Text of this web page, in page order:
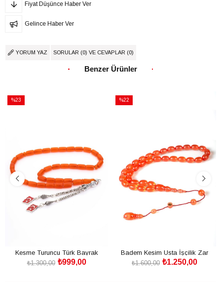
Fiyat Düşünce Haber Ver
Gelince Haber Ver
YORUM YAZ SORULAR (0) VE CEVAPLAR (0)
Benzer Ürünler
%23
Kesme Turuncu Türk Bayrak
Püsküllü Zar Kehribar Tesbih
₺999,00
₺1.300,00
%22
Badem Kesim Usta İşçilik Zar
Kehribar Tesbih
₺1.250,00
₺1.600,00